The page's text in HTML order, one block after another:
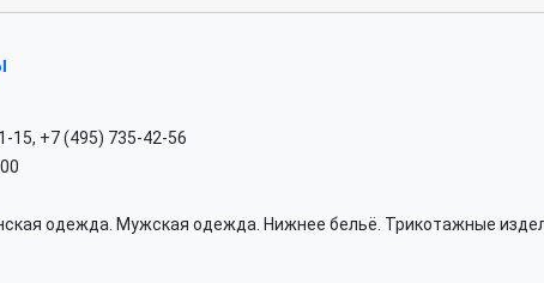
15, +7 (495) 735-42-56
одежда. Мужская одежда. Нижнее бельё. Трикотажные